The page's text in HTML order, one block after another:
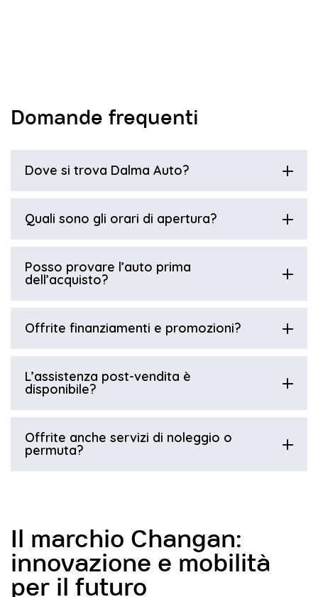
Domande frequenti
Dove si trova Dalma Auto?
Quali sono gli orari di apertura?
Posso provare l’auto prima
dell’acquisto?
Offrite finanziamenti e promozioni?
L’assistenza post-vendita è
disponibile?
Offrite anche servizi di noleggio o
permuta?
Il marchio Changan:
innovazione e mobilità
per il futuro